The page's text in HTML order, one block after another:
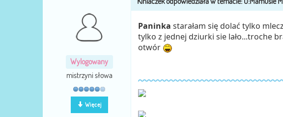
Wylogowany
mistrzyni słowa
Więcej
Paninka starałam się dolać tylko
tylko z jednej dziurki sie lało...troche
otwór